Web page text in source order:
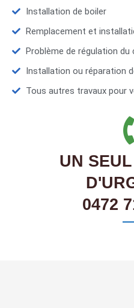
Installation de boiler
Remplacement et
Problème de régulation
Installation ou réparation
Tous autres travaux pour
UN
0472